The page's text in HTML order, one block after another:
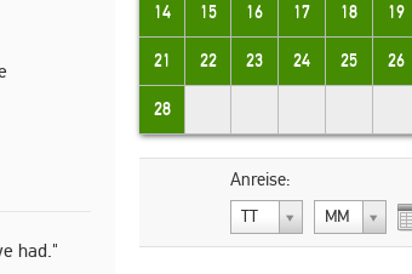
had."
"Really nice place worth the money
would stay again :)"
James
United Kingdom
"Top location with great service and
14 15 16 17 18 19
21 22 23 24 25 26
28
Anreise:
TT MM